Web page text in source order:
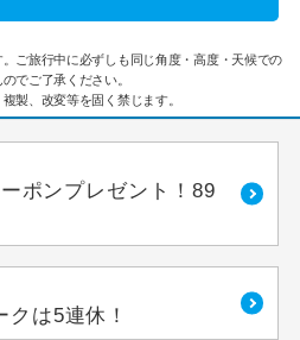
ご旅行中に必ずしも同じ角度・高度・天候での
でご了承ください。
製、改変等を固く禁じます。
ポンプレゼント！89
は5連休！